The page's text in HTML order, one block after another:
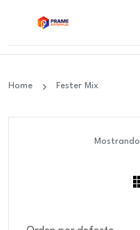
Home Fester Mix